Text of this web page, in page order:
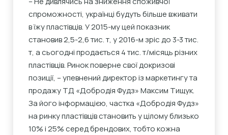
спроможності, українці будуть більше вживати
в їжу пластівців. У 2015-му цей показник
становив 2,5-2,6 тис. т, у 2016-м зріс до 3-3 тис.
т, а сьогодні продається 4 тис. т/місяць різних
пластівців. Ринок поверне свої докризові
позиції, – упевнений директор із маркетингу та
продажу ТД «Добродія Фудз» Максим Тищук.
За його інформацією, частка «Добродія Фудз»
на ринку пластівців становить у цілому близько
10% і 25% серед брендових, тобто кожна